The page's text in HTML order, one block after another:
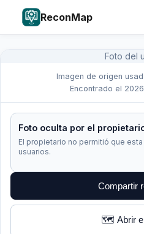
ReconMap
Foto del
Imagen de origen
Encontrado el
Foto oculta por el
El propietario no permitió que
usuarios.
Compartir
🗺️ Abrir